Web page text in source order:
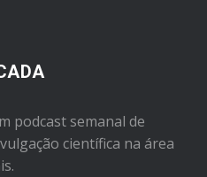
podcast semanal de
científica na área